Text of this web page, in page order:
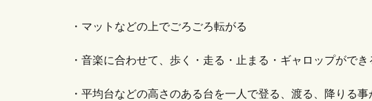
・マットなどの上でごろごろ転がる
・音楽に合わせて、歩く・走る・止まる・ギャロップができ
・平均台などの高さのある台を一人で登る、渡る、降りる事